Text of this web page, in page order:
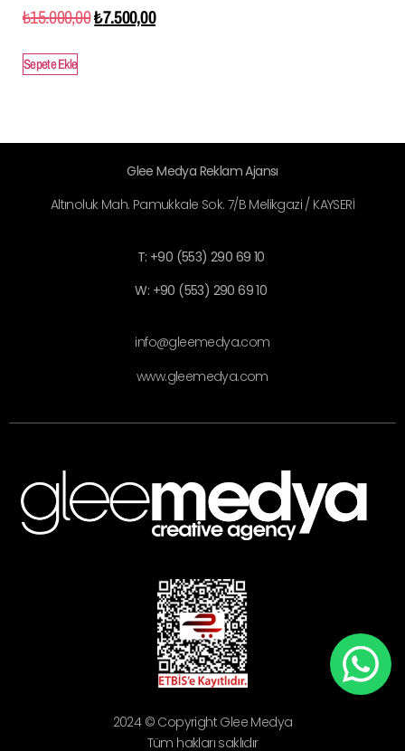
₺15.000,00₺7.500,00
Sepete Ekle
Glee Medya Reklam Ajansı
Altınoluk Mah. Pamukkale Sok. 7/B Melikgazi / KAYSERİ
T: +90 (553) 290 69 10
W: +90 (553) 290 69 10
info@gleemedya.com
www.gleemedya.com
2024 © Copyright Glee Medya
Tüm hakları saklıdır